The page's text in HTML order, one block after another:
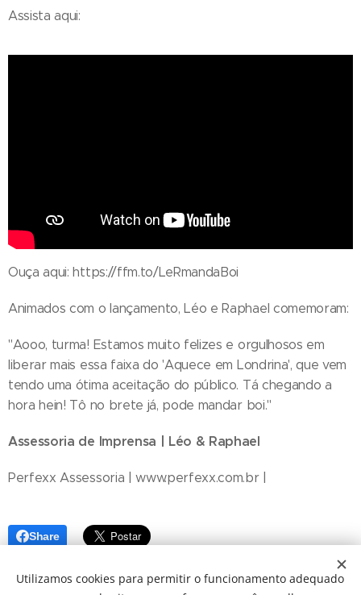
Assista aqui:
Ouça aqui: https://ffm.to/LeRmandaBoi
Animados com o lançamento, Léo e Raphael comemoram:
"Aooo, turma! Estamos muito felizes e orgulhosos em
liberar mais essa faixa do 'Aquece em Londrina', que vem
tendo uma ótima aceitação do público. Tá chegando a
hora hein! Tô no brete já, pode mandar boi."
Assessoria de Imprensa | Léo & Raphael
Perfexx Assessoria | www.perfexx.com.br |
Share
Utilizamos cookies para permitir o funcionamento adequado